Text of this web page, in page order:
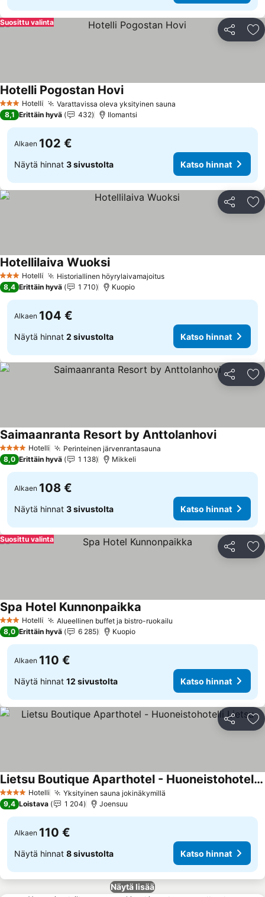
Jaa
Suosittu valinta
3 Tähtiluokitus
Hotelli Varattavissa oleva yksityinen sauna
Hotelli Pogostan Hovi
8,1 Erittäin hyvä 432 Ilomantsi
Alkaen 102 €
Näytä hinnat 3 sivustolta Katso hinnat
Jaa
3 Tähtiluokitus
Hotelli Historiallinen höyrylaivamajoitus
Hotellilaiva Wuoksi
8,4 Erittäin hyvä 1 710 Kuopio
Alkaen 104 €
Näytä hinnat 2 sivustolta Katso hinnat
Jaa
4 Tähtiluokitus
Hotelli Perinteinen järvenrantasauna
Saimaanranta Resort by Anttolanhovi
8,0 Erittäin hyvä 1 138 Mikkeli
Alkaen 108 €
Näytä hinnat 3 sivustolta Katso hinnat
Jaa
Suosittu valinta
3 Tähtiluokitus
Hotelli Alueellinen buffet ja bistro-ruokailu
Spa Hotel Kunnonpaikka
8,0 Erittäin hyvä 6 285 Kuopio
Alkaen 110 €
Näytä hinnat 12 sivustolta Katso hinnat
Jaa
4 Tähtiluokitus
Hotelli Yksityinen sauna jokinäkymillä
Lietsu Boutique Aparthotel - Huoneistohotelli Lietsu
9,4 Loistava 1 204 Joensuu
Alkaen 110 €
Näytä hinnat 8 sivustolta Katso hinnat
Näytä lisää